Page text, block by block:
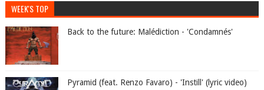
WEEK'S TOP
Back to the future: Malédiction - 'Condamnés'
Pyramid (feat. Renzo Favaro) - 'Instill' (lyric video)